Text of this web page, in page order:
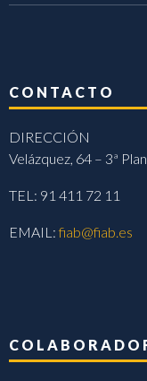
CONTACTO
DIRECCIÓN
Velázquez, 64 – 3ª
TEL: 91 411 72 11
EMAIL:fiab@fiab.es